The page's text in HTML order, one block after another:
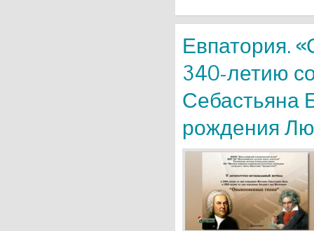
Евпатория.
340-летию
Себастьяна
рождения